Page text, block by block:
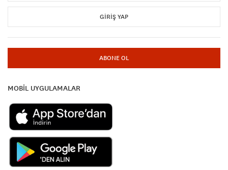
GIRIŞ YAP
ABONE OL
MOBİL UYGULAMALAR